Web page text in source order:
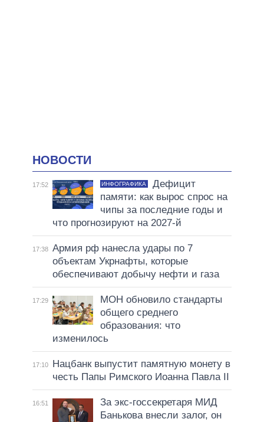
НОВОСТИ
17:52 ИНФОГРАФИКА
Дефицит
памяти: как вырос спрос на
чипы за последние годы и
что прогнозируют на 2027-й
17:38 Армия рф нанесла удары по 7
объектам Укрнафты, которые
обеспечивают добычу нефти и газа
17:29
МОН обновило стандарты
общего среднего
образования: что
изменилось
17:10
Нацбанк выпустит памятную монету в
честь Папы Римского Иоанна Павла II
16:51
За экс-госсекретаря МИД
Банькова внесли залог, он